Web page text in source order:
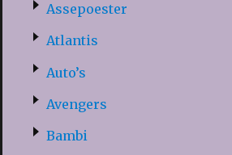
Assepoester
Atlantis
Auto’s
Avengers
Bambi